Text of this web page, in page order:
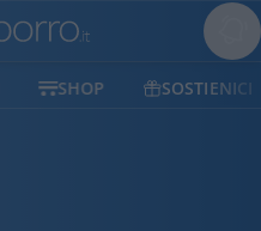
SHOP SOSTIENICI